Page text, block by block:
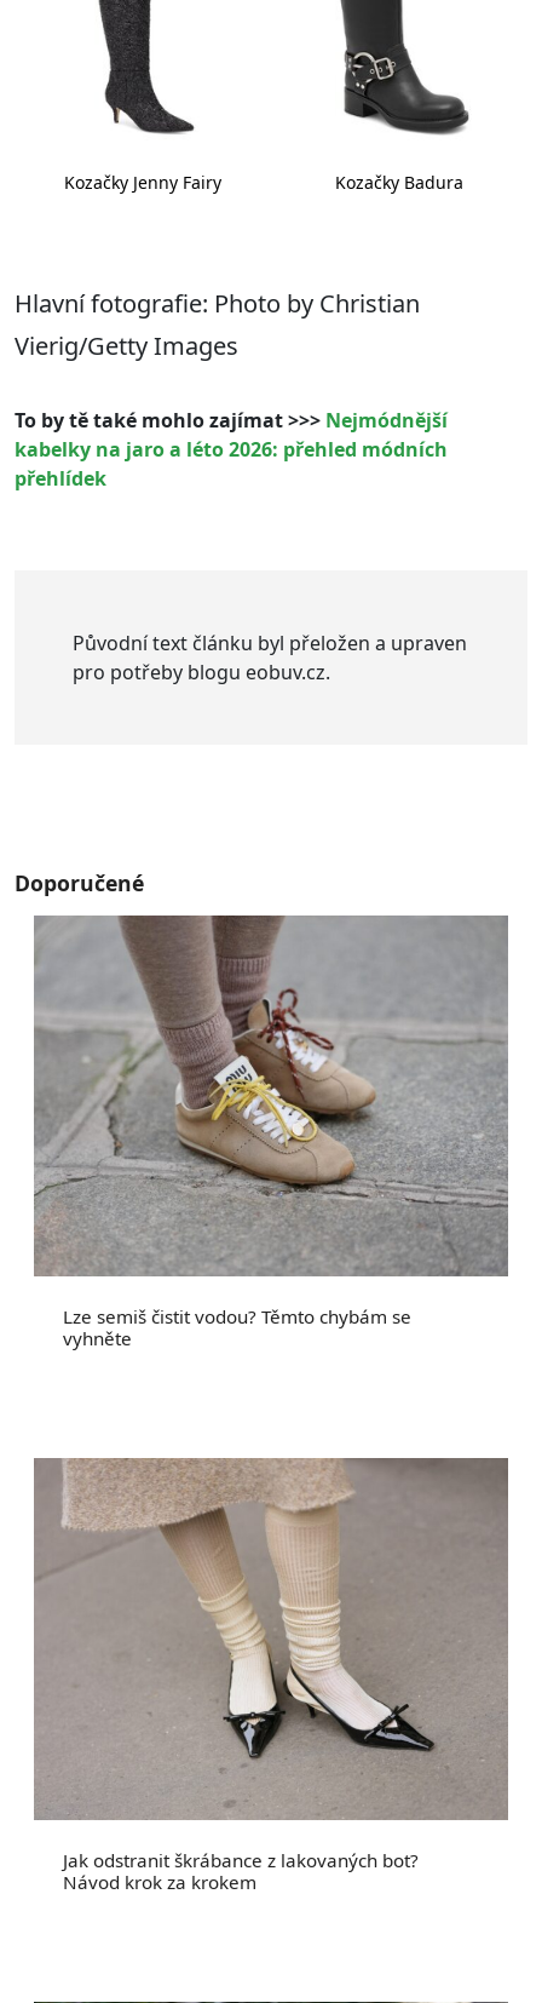
Kozačky Jenny Fairy Kozačky Badura
Hlavní fotografie: Photo by Christian
Vierig/Getty Images
To by tě také mohlo zajímat >>> Nejmódnější
kabelky na jaro a léto 2026: přehled módních
přehlídek
Původní text článku byl přeložen a upraven
pro potřeby blogu eobuv.cz.
Doporučené
Lze semiš čistit vodou? Těmto chybám se
vyhněte
Jak odstranit škrábance z lakovaných bot?
Návod krok za krokem